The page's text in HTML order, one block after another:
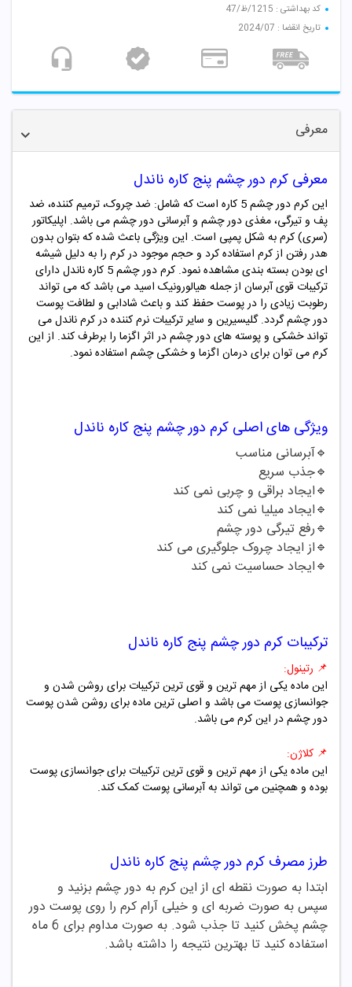
کد بهداشتی : 1215/ظ/47
تاریخ انقضا : 2024/07
معرفی
معرفی کرم دور چشم پنج کاره ناندل
این کرم دور چشم 5 کاره است که شامل: ضد چروک، ترمیم کننده، ضد
پف و تیرگی، مغذی دور چشم و آبرسانی دور چشم می باشد. اپلیکاتور
(سری) کرم به شکل پمپی است. این ویژگی باعث شده که بتوان بدون
هدر رفتن از کرم استفاده کرد و حجم موجود در کرم را به دلیل شیشه
ای بودن بسته بندی مشاهده نمود. کرم دور چشم 5 کاره ناندل دارای
ترکیبات قوی آبرسان از جمله هیالورونیک اسید می باشد که می تواند
رطوبت زیادی را در پوست حفظ کند و باعث شادابی و لطافت پوست
دور چشم گردد. گلیسیرین و سایر ترکیبات نرم کننده در کرم ناندل می
تواند خشکی و پوسته های دور چشم در اثر اگزما را برطرف کند. از این
کرم می توان برای درمان اگزما و خشکی چشم استفاده نمود.
ویژگی های اصلی کرم دور چشم پنج کاره ناندل
🔹آبرسانی مناسب
🔹جذب سریع
🔹ایجاد براقی و چربی نمی کند
🔹ایجاد میلیا نمی کند
🔹رفع تیرگی دور چشم
🔹از ایجاد چروک جلوگیری می کند
🔹ایجاد حساسیت نمی کند
ترکیبات کرم دور چشم پنج کاره ناندل
📌 رتینول:
این ماده یکی از مهم ترین و قوی ترین ترکیبات برای روشن شدن و
جوانسازی پوست می باشد و اصلی ترین ماده برای روشن شدن پوست
دور چشم در این کرم می باشد.
📌 کلاژن:
این ماده یکی از مهم ترین و قوی ترین ترکیبات برای جوانسازی پوست
بوده و همچنین می تواند به آبرسانی پوست کمک کند.
طرز مصرف کرم دور چشم پنج کاره ناندل
ابتدا به صورت نقطه ای از این کرم به دور چشم بزنید و
سپس به صورت ضربه ای و خیلی آرام کرم را روی پوست دور
چشم پخش کنید تا جذب شود. به صورت مداوم برای 6 ماه
استفاده کنید تا بهترین نتیجه را داشته باشد.